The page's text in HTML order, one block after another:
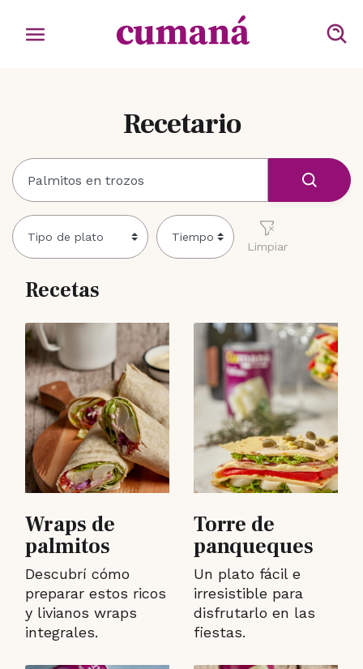
Recetario
Limpiar
Recetas
Wraps de
palmitos
Descubrí cómo
preparar estos ricos
y livianos wraps
integrales.
Torre de
panqueques
Un plato fácil e
irresistible para
disfrutarlo en las
fiestas.